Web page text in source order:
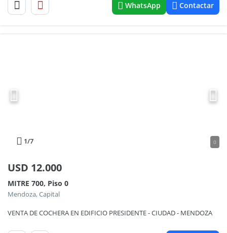
WhatsApp Contactar
1/7 0
USD 12.000
MITRE 700, Piso 0
Mendoza, Capital
VENTA DE COCHERA EN EDIFICIO PRESIDENTE - CIUDAD - MENDOZA